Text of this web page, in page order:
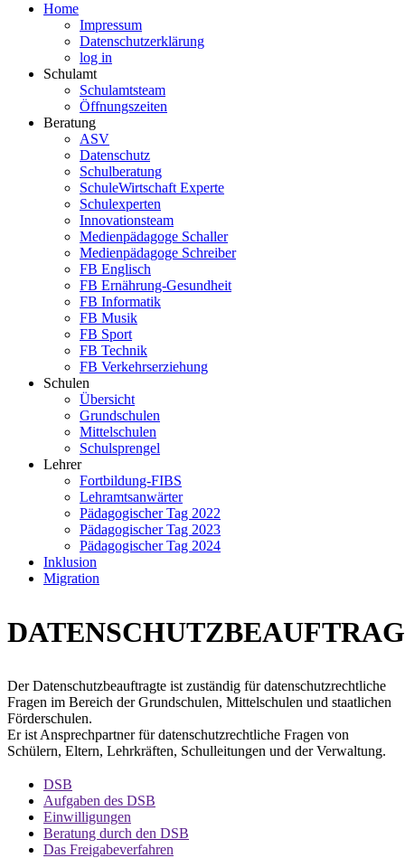
Home
Impressum
Datenschutzerklärung
log in
Schulamt
Schulamtsteam
Öffnungszeiten
Beratung
ASV
Datenschutz
Schulberatung
SchuleWirtschaft Experte
Schulexperten
Innovationsteam
Medienpädagoge Schaller
Medienpädagoge Schreiber
FB Englisch
FB Ernährung-Gesundheit
FB Informatik
FB Musik
FB Sport
FB Technik
FB Verkehrserziehung
Schulen
Übersicht
Grundschulen
Mittelschulen
Schulsprengel
Lehrer
Fortbildung-FIBS
Lehramtsanwärter
Pädagogischer Tag 2022
Pädagogischer Tag 2023
Pädagogischer Tag 2024
Inklusion
Migration
Der Datenschutzbeauftragte ist zuständig für datenschutzrechtliche
Fragen im Bereich der Grundschulen, Mittelschulen und staatlichen
Förderschulen.
Er ist Ansprechpartner für datenschutzrechtliche Fragen von
Schülern, Eltern, Lehrkräften, Schulleitungen und der Verwaltung.
DSB
Aufgaben des DSB
Einwilligungen
Beratung durch den DSB
Das Freigabeverfahren